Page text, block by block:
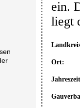
ein.
liegt
Ort: